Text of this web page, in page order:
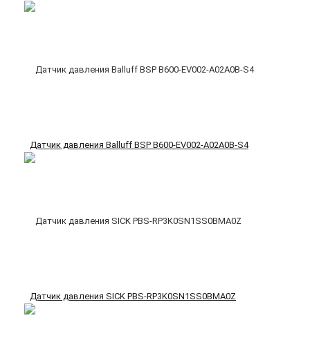
Датчик давления Balluff BSP B600-EV002-A02A0B-S4
Датчик давления SICK PBS-RP3K0SN1SS0BMA0Z